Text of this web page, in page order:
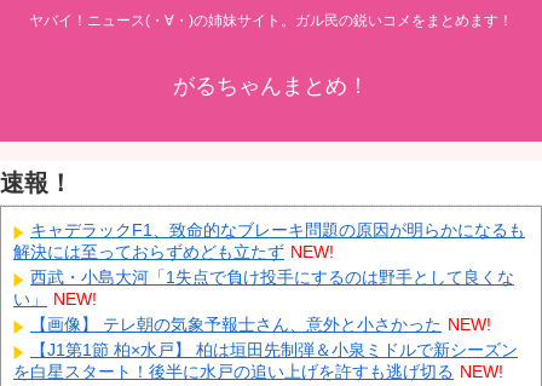
ヤバイ！ニュース(・∀・)の姉妹サイト。ガル民の鋭いコメをまとめます！
がるちゃんまとめ！
速報！
キャデラックF1、致命的なブレーキ問題の原因が明らかになるも
解決には至っておらずめども立たず NEW!
西武・小島大河「1失点で負け投手にするのは野手として良くな
い」
NEW!
【画像】 テレ朝の気象予報士さん、意外と小さかった NEW!
【J1第1節 柏×水戸】 柏は垣田先制弾＆小泉ミドルで新シーズン
を白星スタート！後半に水戸の追い上げを許すも逃げ切る NEW!